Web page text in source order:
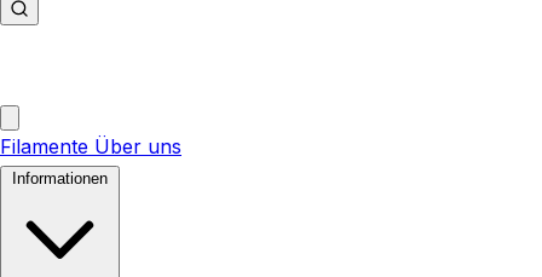
Filamente Über uns